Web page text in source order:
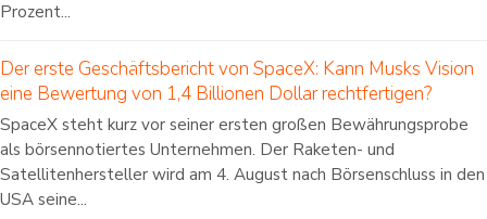
Prozent...
Der erste Geschäftsbericht von SpaceX: Kann Musks Vision
eine Bewertung von 1,4 Billionen Dollar rechtfertigen?
SpaceX steht kurz vor seiner ersten großen Bewährungsprobe
als börsennotiertes Unternehmen. Der Raketen- und
Satellitenhersteller wird am 4. August nach Börsenschluss in den
USA seine...